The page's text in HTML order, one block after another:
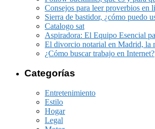
Consejos para leer proverbios en
Sierra de bastidor, ¿cómo puedo
Catalogo sat
Aspiradora: El Equipo Esencial
El divorcio notarial en Madrid, la
¿Cómo buscar trabajo en Internet?
Categorías
Entretenimiento
Estilo
Hogar
Legal